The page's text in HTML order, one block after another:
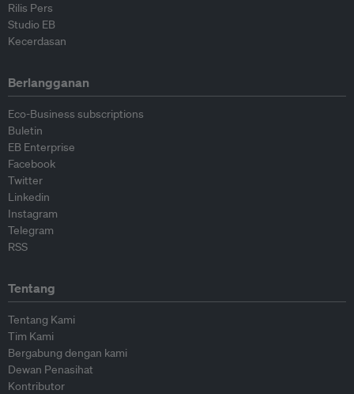
Rilis Pers
Studio EB
Kecerdasan
Berlangganan
Eco-Business subscriptions
Buletin
EB Enterprise
Facebook
Twitter
Linkedin
Instagram
Telegram
RSS
Tentang
Tentang Kami
Tim Kami
Bergabung dengan kami
Dewan Penasihat
Kontributor